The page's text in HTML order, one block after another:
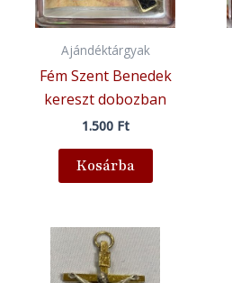
Ajándéktárgyak
Fém Szent Benedek
kereszt dobozban
1.500 Ft
Kosárba